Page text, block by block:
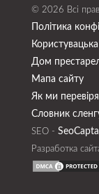
© 2026 Всі
Політика
Дом
Мапа сайту
Як ми
Словник
SEO -
Разработка